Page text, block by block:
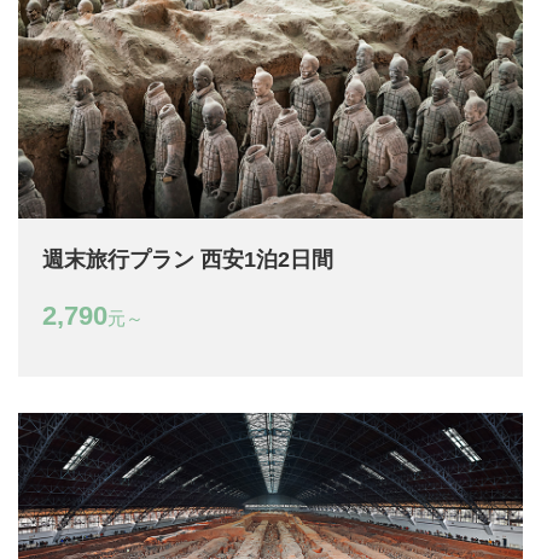
週末旅行プラン 西安1泊2日間
2,790元～